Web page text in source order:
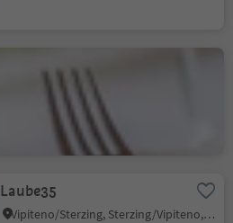
Hotel Lener
Laube35
Vipiteno/Sterzing, Sterzing/Vipiteno, Sterzing/Vipiteno and environs